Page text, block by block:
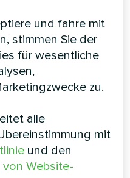
und fahre mit
stimmen Sie der
für wesentliche
zu.
alle
mit
und den
Website-